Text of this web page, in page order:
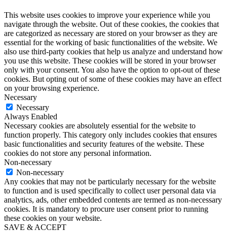
This website uses cookies to improve your experience while you
navigate through the website. Out of these cookies, the cookies that
are categorized as necessary are stored on your browser as they are
essential for the working of basic functionalities of the website. We
also use third-party cookies that help us analyze and understand how
you use this website. These cookies will be stored in your browser
only with your consent. You also have the option to opt-out of these
cookies. But opting out of some of these cookies may have an effect
on your browsing experience.
Necessary
Necessary
Always Enabled
Necessary cookies are absolutely essential for the website to
function properly. This category only includes cookies that ensures
basic functionalities and security features of the website. These
cookies do not store any personal information.
Non-necessary
Non-necessary
Any cookies that may not be particularly necessary for the website
to function and is used specifically to collect user personal data via
analytics, ads, other embedded contents are termed as non-necessary
cookies. It is mandatory to procure user consent prior to running
these cookies on your website.
SAVE & ACCEPT